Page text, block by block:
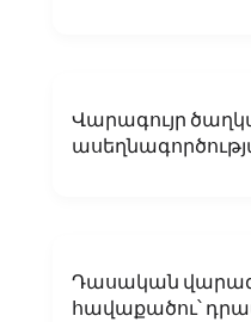
Վարագույր
Դասական
հավաքածու՝